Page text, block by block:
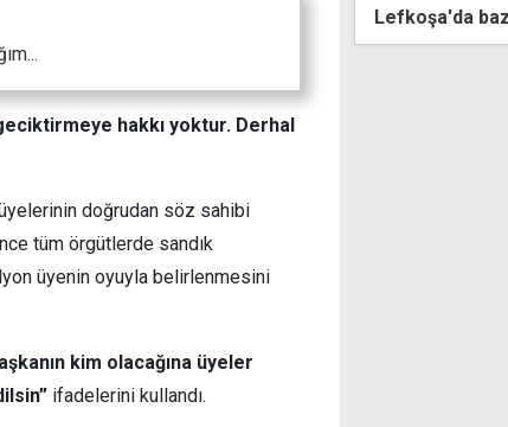
hakkı yoktur. Derhal
üyelerinin doğrudan söz sahibi
tüm örgütlerde sandık
üyenin oyuyla belirlenmesini
kim olacağına üyeler
ifadelerini kullandı.
Çevre
çarpıştı: 1